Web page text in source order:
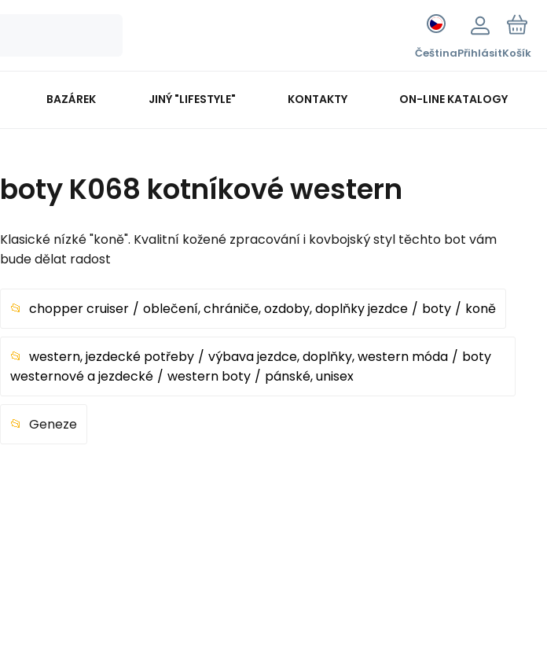
ČeštinaPřihlásitKošík
BAZÁREK JINÝ "LIFESTYLE" KONTAKTY ON-LINE KATALOGY
boty K068 kotníkové western
Klasické nízké "koně". Kvalitní kožené zpracování i kovbojský styl těchto bot vám
bude dělat radost
chopper cruiser oblečení, chrániče, ozdoby, doplňky jezdce boty koně
western, jezdecké potřeby výbava jezdce, doplňky, western móda
boty
westernové a jezdecké
western boty pánské, unisex
Geneze